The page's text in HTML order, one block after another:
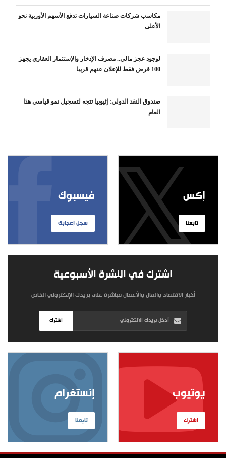
مكاسب شركات صناعة السيارات تدفع الأسهم الأوربية نحو
الأعلى
لوجود عجز مالي.. مصرف الإدخار والإستثمار العقاري يجهز
100 قرض فقط للإعلان عنهم قريبا
صندوق النقد الدولي: إثيوبيا تتجه لتسجيل نمو قياسي هذا
العام
فيسبوك
سجل إعجابك
إكس
تابعنا
اشترك في النشرة الأسبوعية
أخبار الاقتصاد والمال والأعمال مباشرة على بريدك الإلكتروني الخاص
اشترك
إنستغرام
تابعنا
يوتيوب
اشترك